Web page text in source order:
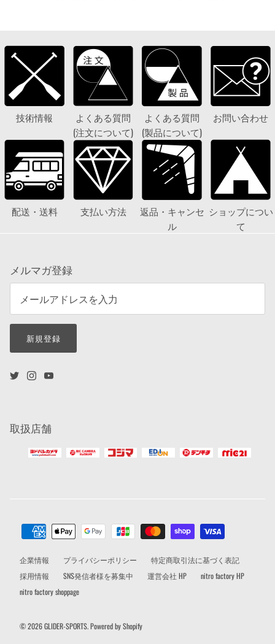
技術情報
よくある質問
(注文について)
よくある質問
(製品について)
お問い合わせ
配送・送料 支払い方法
返品・キャンセ
ル
ショップについ
て
メルマガ登録
新規登録
取扱店舗
企業情報 プライバシーポリシー
特定商取引法に基づく表記
採用情報
SNS発信者様を募集中 運営会社 HP
nitro factory HP
nitro factory shoppage
© 2026GLIDER-SPORTS.Powered by Shopify